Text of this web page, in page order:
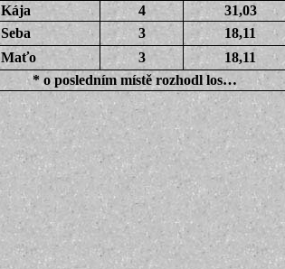
Kája 4 31,03
Seba 3 18,11
Maťo 3 18,11
* o posledním místě rozhodl los…